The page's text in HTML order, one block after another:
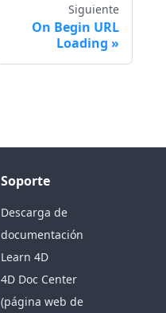
Siguiente
On Begin URL
Loading
Soporte
Descarga de
documentación
Learn 4D
4D Doc Center
(página web de